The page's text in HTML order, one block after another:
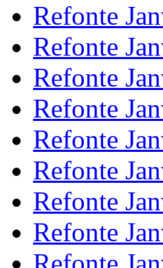
Refonte
Refonte
Refonte
Refonte
Refonte
Refonte
Refonte
Refonte